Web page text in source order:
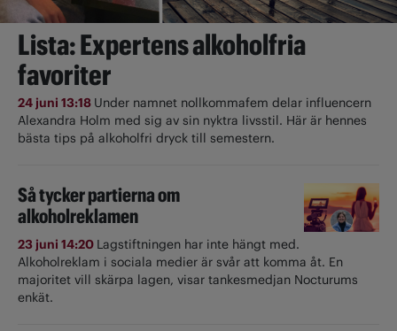
Lista: Expertens alkoholfria
favoriter
24 juni 13:18 Under namnet nollkommafem delar influencern
Alexandra Holm med sig av sin nyktra livsstil. Här är hennes
bästa tips på alkoholfri dryck till semestern.
Så tycker partierna om
alkoholreklamen
23 juni 14:20 Lagstiftningen har inte hängt med.
Alkoholreklam i sociala medier är svår att komma åt. En
majoritet vill skärpa lagen, visar tankesmedjan Nocturums
enkät.